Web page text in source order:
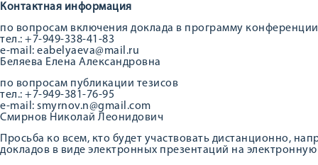
Контактная информация
по вопросам включения доклада в программу конференции
тел.: +7-949-338-41-83
e-mail: eabelyaeva@mail.ru
Беляева Елена Александровна
по вопросам публикации тезисов
тел.: +7-949-381-76-95
e-mail: smyrnov.n@gmail.com
Смирнов Николай Леонидович
Просьба ко всем, кто будет участвовать дистанционно,
докладов в виде электронных презентаций на